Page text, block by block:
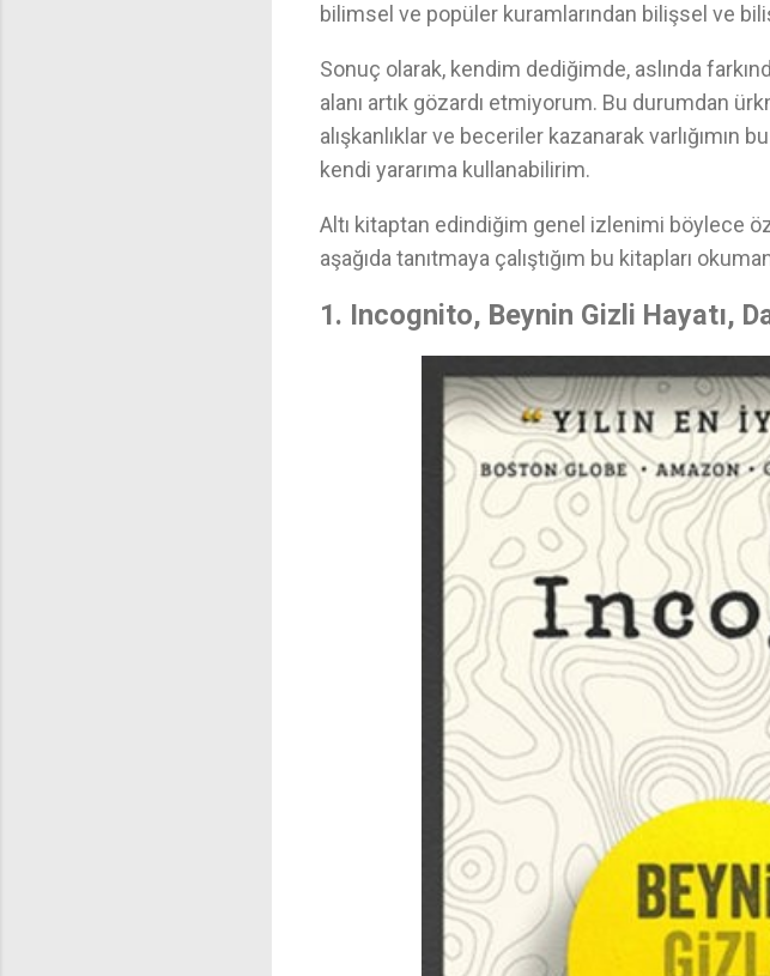
bilimsel ve popüler kuramlarından bilişsel ve
Sonuç olarak, kendim dediğimde, aslında
alanı artık gözardı etmiyorum. Bu durumdan
alışkanlıklar ve beceriler kazanarak varlığımın
kendi yararıma kullanabilirim.
Altı kitaptan edindiğim genel izlenimi böylece
aşağıda tanıtmaya çalıştığım bu kitapları
1. Incognito, Beynin Gizli Hayatı,